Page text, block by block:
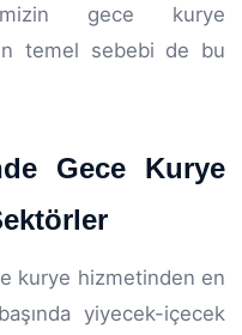
gece kurye
temel sebebi de bu
Gece Kurye
kurye hizmetinden en
yiyecek-içecek